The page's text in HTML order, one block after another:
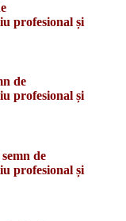
profesional și
de
profesional și
de
profesional și